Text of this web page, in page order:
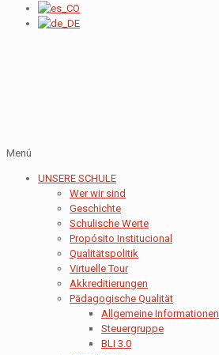
Menú
UNSERE SCHULE
Wer wir sind
Geschichte
Schulische Werte
Propósito Institucional
Qualitätspolitik
Virtuelle Tour
Akkreditierungen
Pädagogische Qualität
Allgemeine Informationen
Steuergruppe
BLI 3.0